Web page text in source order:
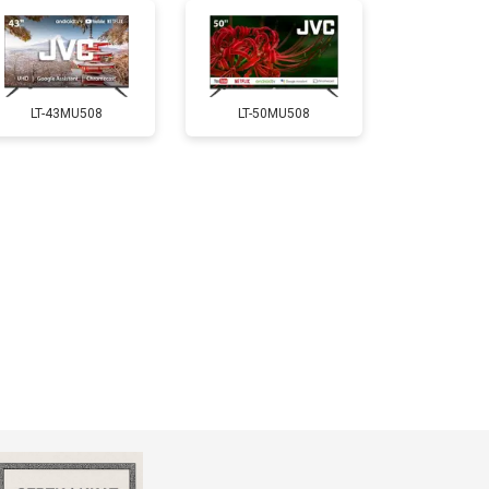
5200 ₽ Заказать
3100 ₽ Заказать
LT-43MU508 LT-50MU508